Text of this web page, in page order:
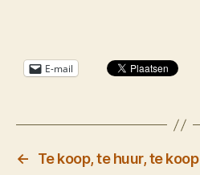
E-mail
← Te koop, te huur, te koop